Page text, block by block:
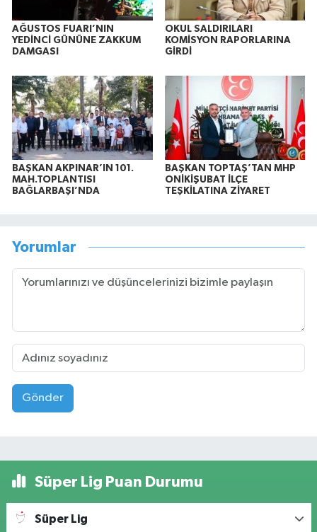
AĞUSTOS FUARI’NIN
YEDİNCİ GÜNÜNE ZAKKUM
DAMGASI
OKUL SALDIRILARI
KOMİSYON RAPORLARINA
GİRDİ
BAŞKAN AKPINAR’IN 101.
MAH.TOPLANTISI
BAĞLARBAŞI’NDA
BAŞKAN TOPTAŞ’TAN MHP
ONİKİŞUBAT İLÇE
TEŞKİLATINA ZİYARET
Yorumlar
Gönder
Süper Lig Puan Durumu
Süper Lig